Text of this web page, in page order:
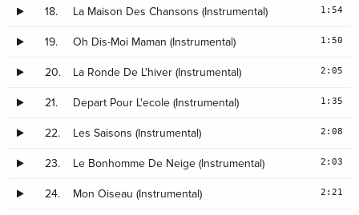
18. La Maison Des Chansons (Instrumental) 1:54
19. Oh Dis-Moi Maman (Instrumental) 1:50
20. La Ronde De L'hiver (Instrumental) 2:05
21. Depart Pour L'ecole (Instrumental) 1:35
22. Les Saisons (Instrumental) 2:08
23. Le Bonhomme De Neige (Instrumental) 2:03
24. Mon Oiseau (Instrumental) 2:21